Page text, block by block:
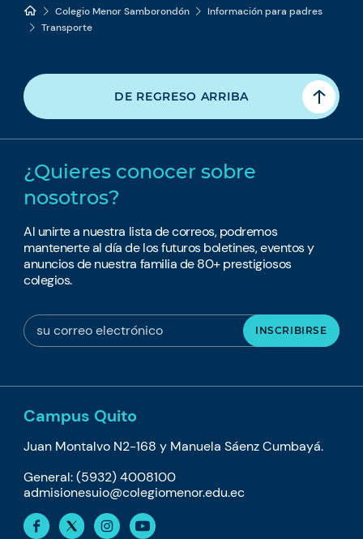
Colegio Menor Samborondón
Información para padres
Transporte
DE REGRESO ARRIBA
¿Quieres conocer sobre
nosotros?
Al unirte a nuestra lista de correos, podremos
mantenerte al día de los futuros boletines, eventos y
anuncios de nuestra familia de 80+ prestigiosos
colegios.
Campus Quito
Juan Montalvo N2-168 y Manuela Sáenz Cumbayá.
General: (5932) 4008100
admisionesuio@colegiomenor.edu.ec